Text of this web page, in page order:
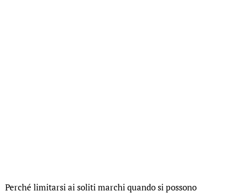
Perché limitarsi ai soliti marchi quando si possono